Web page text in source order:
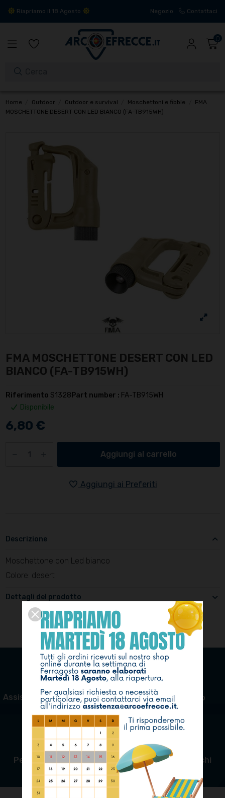
Riapriamo il 18 Agosto Negozio Contattaci
0
Home Outdoor Outdoor e survival Moschettoni e fibbie
FMA
MOSCHETTONE DESERT CON LED BIANCO (FA-TB915WH)
FMA MOSCHETTONE DESERT CON LED
BIANCO (FA-TB915WH)
Riferimento S1328 Part number : FA-TB915WH
Disponibile
6,80 €
Aggiungi al carrello
Aggiungi ai Preferiti
Descrizione
Moschettone con Led bianco
Colore: desert
Dettagli del prodotto
Assistenza e riparazioni Pagamento sicuro
Personale qualificato
Linea di tiro per archi
fino a 18 mt.